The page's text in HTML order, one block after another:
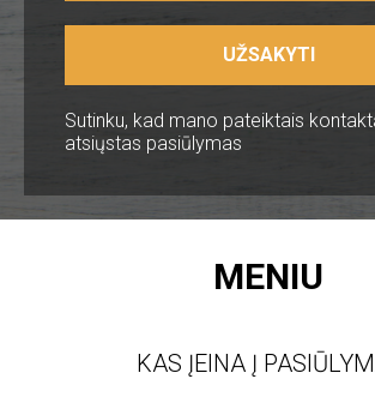
UŽSAKYTI
Sutinku, kad mano pateiktais
atsiųstas pasiūlymas
MENIU
KAS ĮEINA Į